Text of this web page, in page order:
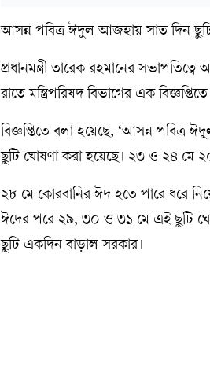
আসন্ন পবিত্র ঈদুল আজহায় সাত দিন
প্রধানমন্ত্রী তারেক রহমানের
রাতে মন্ত্রিপরিষদ বিভাগের এক
বিজ্ঞপ্তিতে বলা হয়েছে, ‘আসন্ন
ছুটি ঘোষণা করা হয়েছে। ২৩ ও ২৪ মে
২৮ মে কোরবানির ঈদ হতে পারে ধরে
ঈদের পরে ২৯, ৩০ ও ৩১ মে এই ছুটি
ছুটি একদিন বাড়াল সরকার।